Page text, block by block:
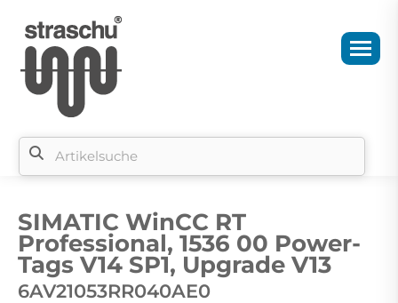
SIMATIC WinCC RT
Professional, 1536 00 Power-
Tags V14 SP1, Upgrade V13
6AV21053RR040AE0